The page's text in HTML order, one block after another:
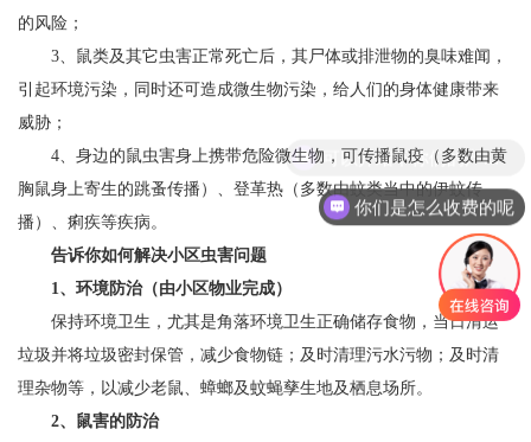
的风险；
3、鼠类及其它虫害正常死亡后，其尸体或排泄物的臭味难闻，
引起环境污染，同时还可造成微生物污染，给人们的身体健康带来
威胁；
4、身边的鼠虫害身上携带危险微生物，可传播鼠疫（多数由黄
胸鼠身上寄生的跳蚤传播）、登革热（多数由蚊类当中的伊蚊传
播）、痢疾等疾病。
告诉你如何解决小区虫害问题
1、环境防治（由小区物业完成）
保持环境卫生，尤其是角落环境卫生正确储存食物，当日清运
垃圾并将垃圾密封保管，减少食物链；及时清理污水污物；及时清
理杂物等，以减少老鼠、蟑螂及蚊蝇孳生地及栖息场所。
2、鼠害的防治
可以介绍下你们的产品么
你们是怎么收费的呢